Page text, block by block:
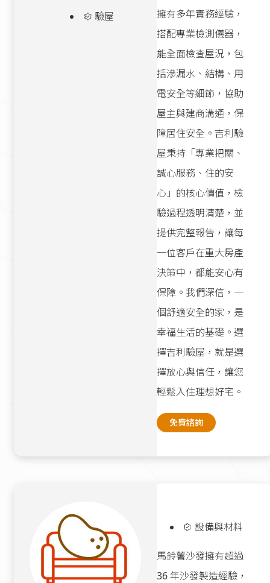
驗屋
擁有多年實務經驗，
搭配專業檢測儀器，
能全面檢查屋況，包
括滲漏水、結構、用
電安全等細節，協助
屋主與建商溝通，保
障居住安全。吉利驗
屋秉持「專業把關、
誠心服務、住的安
心」的核心價值，檢
驗過程透明清楚，並
提供完整報告，讓每
一位客戶在重大房產
決策中，都能安心有
保障。我們深信，一
個舒適安全的家，是
幸福生活的基礎。選
擇吉利驗屋，就是選
擇放心與信任，讓您
輕鬆入住理想好宅。
免費諮詢
設備與材料
馬鈴薯沙發擁有超過
36 年沙發製造經驗，